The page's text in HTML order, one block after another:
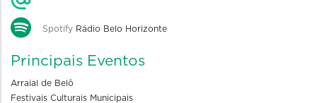
Spotify Rádio Belo Horizonte
Principais Eventos
Arraial de Belô
Festivais Culturais Municipais